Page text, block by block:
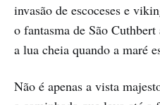
invasão de escoceses e
o fantasma de São
a lua cheia quando a maré
Não é apenas a vista